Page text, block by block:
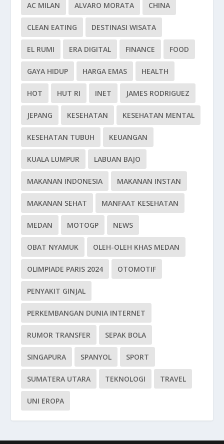
AC MILAN ALVARO MORATA CHINA
CLEAN EATING DESTINASI WISATA
EL RUMI ERA DIGITAL FINANCE FOOD
GAYA HIDUP HARGA EMAS HEALTH
HOT HUT RI INET JAMES RODRIGUEZ
JEPANG KESEHATAN KESEHATAN MENTAL
KESEHATAN TUBUH KEUANGAN
KUALA LUMPUR LABUAN BAJO
MAKANAN INDONESIA MAKANAN INSTAN
MAKANAN SEHAT MANFAAT KESEHATAN
MEDAN MOTOGP NEWS
OBAT NYAMUK OLEH-OLEH KHAS MEDAN
OLIMPIADE PARIS 2024 OTOMOTIF
PENYAKIT GINJAL
PERKEMBANGAN DUNIA INTERNET
RUMOR TRANSFER SEPAK BOLA
SINGAPURA SPANYOL SPORT
SUMATERA UTARA TEKNOLOGI TRAVEL
UNI EROPA